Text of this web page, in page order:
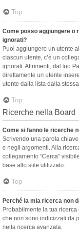
Top
Come posso aggiungere o
ignorati?
Puoi aggiungere un utente
ciascun utente, c’è un
ignorati. Altrimenti, dal tuo
direttamente un utente
utente dalla lista dalla
Top
Ricerche nella Board
Come si fanno le ricerche
Scrivendo una parola
e negli argomenti. Alla
collegamento “Cerca”
base allo stile utilizzato.
Top
Perché la mia ricerca non
Probabilmente la tua
che non sono indicizzati da
nella ricerca avanzata.